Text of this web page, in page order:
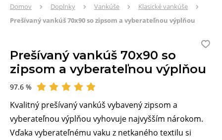
Domov Doplnky Vankúše
Klasické vankúše
Prešívaný vankúš 70x90 so zipsom a vyberateľnou výplňou
Prešívaný vankúš 70x90 so
zipsom a vyberateľnou výplňou
Hodnotené
97.6 %
Kvalitný prešívaný vankúš vybavený zipsom a
vyberateľnou výplňou vyhovuje najvyšším nárokom.
Vďaka vyberateľnému vaku z netkaného textilu si